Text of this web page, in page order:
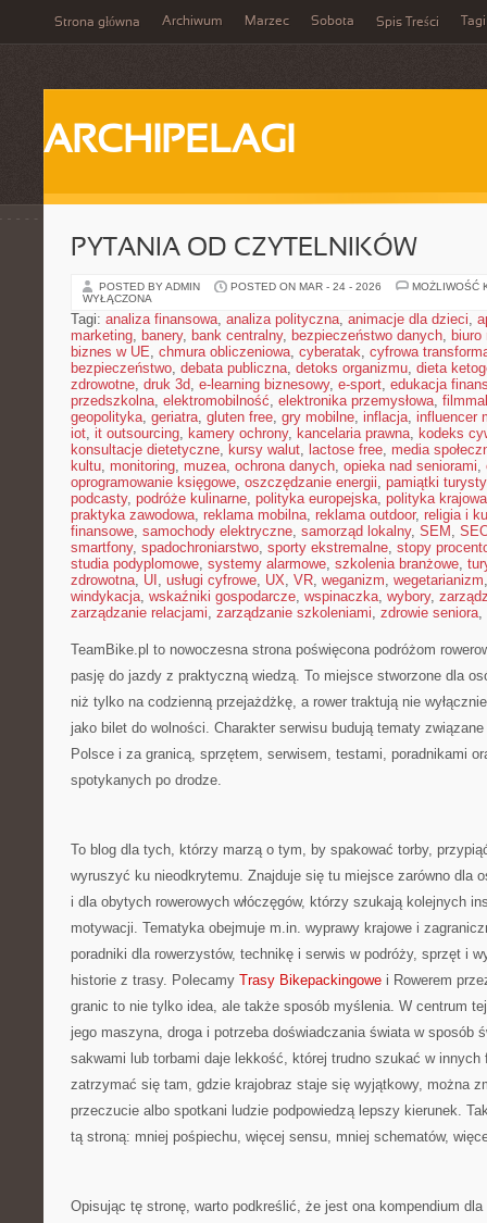
Strona główna Archiwum Marzec Sobota Spis Treści Tagi
ARCHIPELAGI
PYTANIA OD CZYTELNIKÓW
POSTED BY ADMIN POSTED ON MAR - 24 - 2026
MOŻLIWOŚĆ
WYŁĄCZONA
Tagi: analiza finansowa, analiza polityczna, animacje dla dzieci,
marketing, banery, bank centralny, bezpieczeństwo danych, biuro
biznes w UE, chmura obliczeniowa, cyberatak, cyfrowa
bezpieczeństwo, debata publiczna, detoks organizmu, dieta
zdrowotne, druk 3d, e-learning biznesowy, e-sport, edukacja
przedszkolna, elektromobilność, elektronika przemysłowa,
geopolityka, geriatra, gluten free, gry mobilne, inflacja, influencer
iot, it outsourcing, kamery ochrony, kancelaria prawna, kodeks
konsultacje dietetyczne, kursy walut, lactose free, media
kultu, monitoring, muzea, ochrona danych, opieka nad seniorami,
oprogramowanie księgowe, oszczędzanie energii, pamiątki
podcasty, podróże kulinarne, polityka europejska, polityka krajowa
praktyka zawodowa, reklama mobilna, reklama outdoor, religia i
finansowe, samochody elektryczne, samorząd lokalny, SEM ,
smartfony, spadochroniarstwo, sporty ekstremalne, stopy
studia podyplomowe, systemy alarmowe, szkolenia branżowe,
zdrowotna, UI , usługi cyfrowe, UX, VR, weganizm, wegetarianizm
windykacja, wskaźniki gospodarcze, wspinaczka, wybory,
zarządzanie relacjami, zarządzanie szkoleniami, zdrowie seniora,
TeamBike.pl to nowoczesna strona poświęcona podróżom
pasję do jazdy z praktyczną wiedzą. To miejsce stworzone dla
niż tylko na codzienną przejażdżkę, a rower traktują nie
jako bilet do wolności. Charakter serwisu budują tematy
Polsce i za granicą, sprzętem, serwisem, testami, poradnikami
spotykanych po drodze.
To blog dla tych, którzy marzą o tym, by spakować torby,
wyruszyć ku nieodkrytemu. Znajduje się tu miejsce zarówno dla
i dla obytych rowerowych włóczęgów, którzy szukają kolejnych
motywacji. Tematyka obejmuje m.in. wyprawy krajowe i
poradniki dla rowerzystów, technikę i serwis w podróży, sprzęt i
historie z trasy. Polecamy Trasy Bikepackingowe i Rowerem
granic to nie tylko idea, ale także sposób myślenia. W centrum
jego maszyna, droga i potrzeba doświadczania świata w sposób
sakwami lub torbami daje lekkość, której trudno szukać w
zatrzymać się tam, gdzie krajobraz staje się wyjątkowy, można
przeczucie albo spotkani ludzie podpowiedzą lepszy kierunek.
tą stroną: mniej pośpiechu, więcej sensu, mniej schematów,
Opisując tę stronę, warto podkreślić, że jest ona kompendium